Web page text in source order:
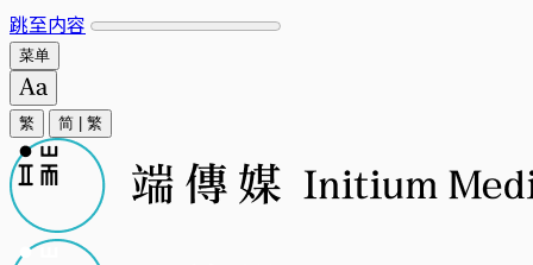
跳至内容
菜单
繁 简 繁